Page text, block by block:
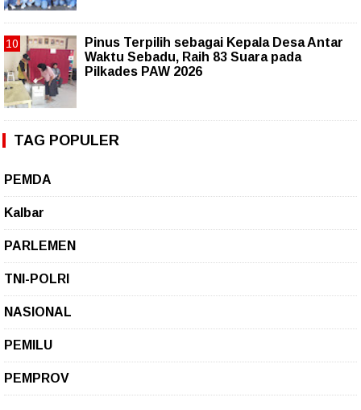
Pinus Terpilih sebagai Kepala Desa Antar
Waktu Sebadu, Raih 83 Suara pada
Pilkades PAW 2026
TAG POPULER
PEMDA
Kalbar
PARLEMEN
TNI-POLRI
NASIONAL
PEMILU
PEMPROV